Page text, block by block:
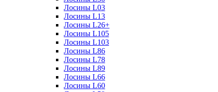
Лосины L03
Лосины L13
Лосины L26+
Лосины L105
Лосины L103
Лосины L86
Лосины L78
Лосины L89
Лосины L66
Лосины L60